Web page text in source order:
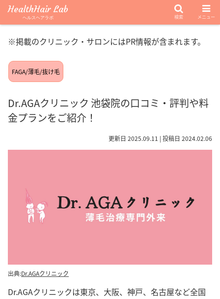
※掲載のクリニック・サロンにはPR情報が含まれます。
FAGA/薄毛/抜け毛
Dr.AGAクリニック 池袋院の口コミ・評判や料
金プランをご紹介！
更新日 2025.09.11 | 投稿日 2024.02.06
出典:Dr.AGAクリニック
Dr.AGAクリニックは東京、大阪、神戸、名古屋など全国
HealthHair Lab
ヘルスヘアラボ 検索 メニュー